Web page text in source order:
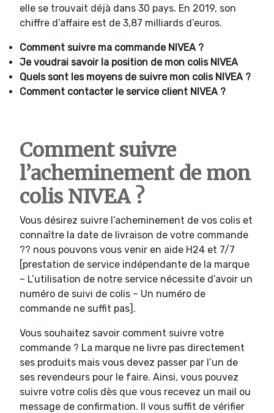
elle se trouvait déjà dans 30 pays. En 2019, son
chiffre d’affaire est de 3,87 milliards d’euros.
Comment suivre ma commande NIVEA ?
Je voudrai savoir la position de mon colis NIVEA
Quels sont les moyens de suivre mon colis NIVEA ?
Comment contacter le service client NIVEA ?
Comment suivre
l’acheminement de mon
colis NIVEA ?
Vous désirez suivre l’acheminement de vos colis et
connaître la date de livraison de votre commande
?? nous pouvons vous venir en aide H24 et 7/7
[prestation de service indépendante de la marque
– L’utilisation de notre service nécessite d’avoir un
numéro de suivi de colis – Un numéro de
commande ne suffit pas].
Vous souhaitez savoir comment suivre votre
commande ? La marque ne livre pas directement
ses produits mais vous devez passer par l’un de
ses revendeurs pour le faire. Ainsi, vous pouvez
suivre votre colis dès que vous recevez un mail ou
message de confirmation. Il vous suffit de vérifier